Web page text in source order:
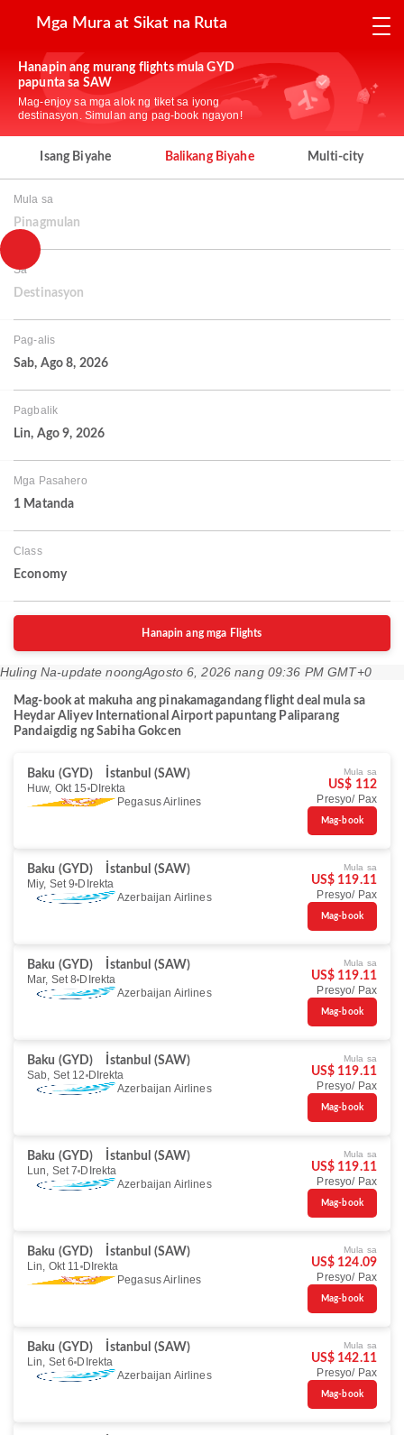
Mga Mura at Sikat na Ruta
Hanapin ang murang flights mula GYD
papunta sa SAW
Mag-enjoy sa mga alok ng tiket sa iyong
destinasyon. Simulan ang pag-book ngayon!
Isang Biyahe Balikang Biyahe Multi-city
Mula sa
Pinagmulan
Sa
Destinasyon
Pag-alis
Sab, Ago 8, 2026
Pagbalik
Lin, Ago 9, 2026
Mga Pasahero
1 Matanda
Class
Economy
Hanapin ang mga Flights
Huling Na-update noongAgosto 6, 2026 nang 09:36 PM GMT+0
Mag-book at makuha ang pinakamagandang flight deal mula sa
Heydar Aliyev International Airport papuntang Paliparang
Pandaigdig ng Sabiha Gokcen
Baku (GYD)
İstanbul (SAW)
Huw, Okt 15 DIrekta
Pegasus Airlines
Mula sa
US$ 112
Presyo/ Pax
Mag-book
Baku (GYD)
İstanbul (SAW)
Miy, Set 9 DIrekta
Azerbaijan Airlines
Mula sa
US$ 119.11
Presyo/ Pax
Mag-book
Baku (GYD)
İstanbul (SAW)
Mar, Set 8 DIrekta
Azerbaijan Airlines
Mula sa
US$ 119.11
Presyo/ Pax
Mag-book
Baku (GYD)
İstanbul (SAW)
Sab, Set 12 DIrekta
Azerbaijan Airlines
Mula sa
US$ 119.11
Presyo/ Pax
Mag-book
Baku (GYD)
İstanbul (SAW)
Lun, Set 7 DIrekta
Azerbaijan Airlines
Mula sa
US$ 119.11
Presyo/ Pax
Mag-book
Baku (GYD)
İstanbul (SAW)
Lin, Okt 11 DIrekta
Pegasus Airlines
Mula sa
US$ 124.09
Presyo/ Pax
Mag-book
Baku (GYD)
İstanbul (SAW)
Lin, Set 6 DIrekta
Azerbaijan Airlines
Mula sa
US$ 142.11
Presyo/ Pax
Mag-book